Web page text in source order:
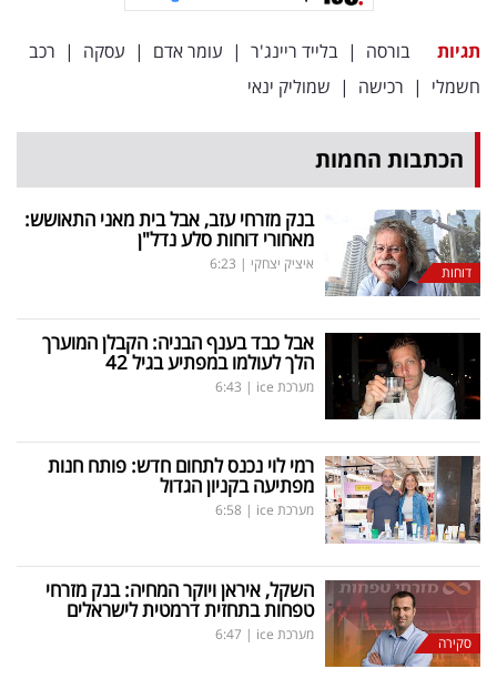
תגיות בורסה | בלייד ריינג'ר | עומר אדם | עסקה | רכב
חשמלי | רכישה | שמוליק ינאי
הכתבות החמות
דוחות
בנק מזרחי עזב, אבל בית מאני התאושש:
מאחורי דוחות סלע נדל"ן
איציק יצחקי |
6:23
אבל כבד בענף הבניה: הקבלן המוערך
הלך לעולמו במפתיע בגיל 42
מערכת ice |
6:43
רמי לוי נכנס לתחום חדש: פותח חנות
מפתיעה בקניון הגדול
מערכת ice |
6:58
סקירה
השקל, איראן ויוקר המחיה: בנק מזרחי
טפחות בתחזית דרמטית לישראלים
מערכת ice |
6:47